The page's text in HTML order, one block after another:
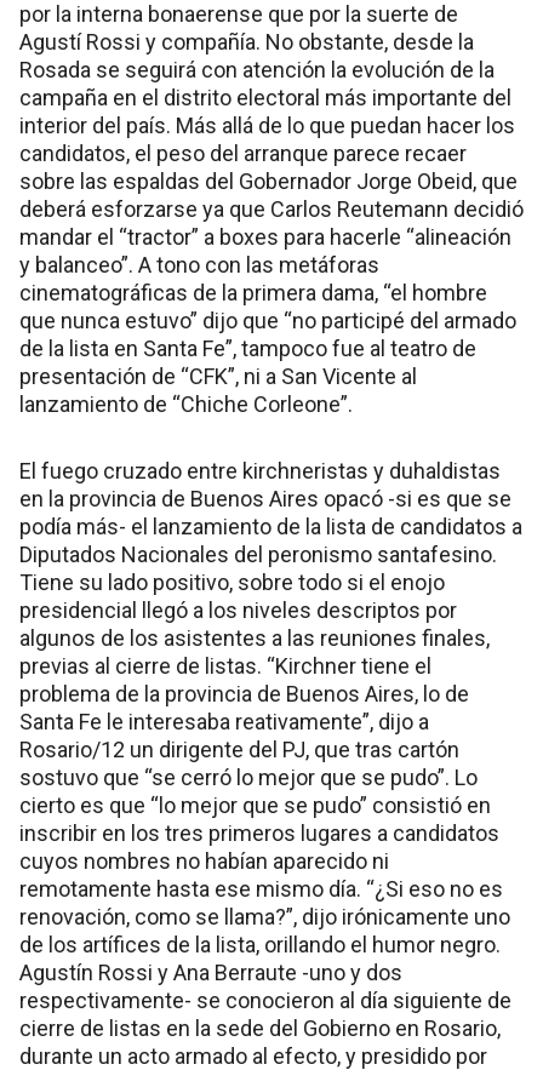
por la interna bonaerense que por la suerte de
Agustí Rossi y compañía. No obstante, desde la
Rosada se seguirá con atención la evolución de la
campaña en el distrito electoral más importante del
interior del país. Más allá de lo que puedan hacer los
candidatos, el peso del arranque parece recaer
sobre las espaldas del Gobernador Jorge Obeid, que
deberá esforzarse ya que Carlos Reutemann decidió
mandar el “tractor” a boxes para hacerle “alineación
y balanceo”. A tono con las metáforas
cinematográficas de la primera dama, “el hombre
que nunca estuvo” dijo que “no participé del armado
de la lista en Santa Fe”, tampoco fue al teatro de
presentación de “CFK”, ni a San Vicente al
lanzamiento de “Chiche Corleone”.
El fuego cruzado entre kirchneristas y duhaldistas
en la provincia de Buenos Aires opacó -si es que se
podía más- el lanzamiento de la lista de candidatos a
Diputados Nacionales del peronismo santafesino.
Tiene su lado positivo, sobre todo si el enojo
presidencial llegó a los niveles descriptos por
algunos de los asistentes a las reuniones finales,
previas al cierre de listas. “Kirchner tiene el
problema de la provincia de Buenos Aires, lo de
Santa Fe le interesaba reativamente”, dijo a
Rosario/12 un dirigente del PJ, que tras cartón
sostuvo que “se cerró lo mejor que se pudo”. Lo
cierto es que “lo mejor que se pudo” consistió en
inscribir en los tres primeros lugares a candidatos
cuyos nombres no habían aparecido ni
remotamente hasta ese mismo día. “¿Si eso no es
renovación, como se llama?”, dijo irónicamente uno
de los artífices de la lista, orillando el humor negro.
Agustín Rossi y Ana Berraute -uno y dos
respectivamente- se conocieron al día siguiente de
cierre de listas en la sede del Gobierno en Rosario,
durante un acto armado al efecto, y presidido por